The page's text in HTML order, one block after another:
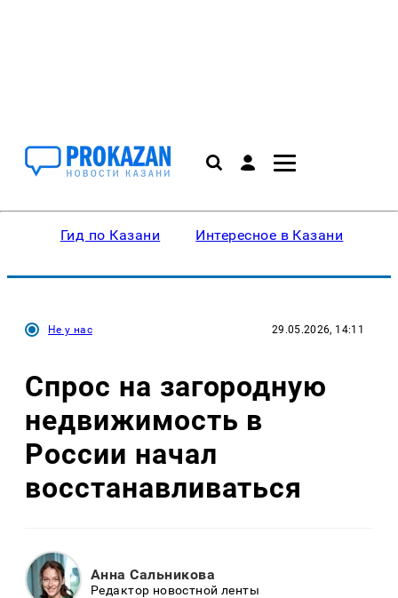
Гид по Казани Интересное в Казани
Не у нас 29.05.2026, 14:11
Спрос на загородную
недвижимость в
России начал
восстанавливаться
Анна Сальникова
Редактор новостной ленты